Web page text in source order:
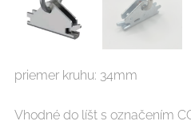
priemer kruhu: 34mm
Vhodné do líšt s označením